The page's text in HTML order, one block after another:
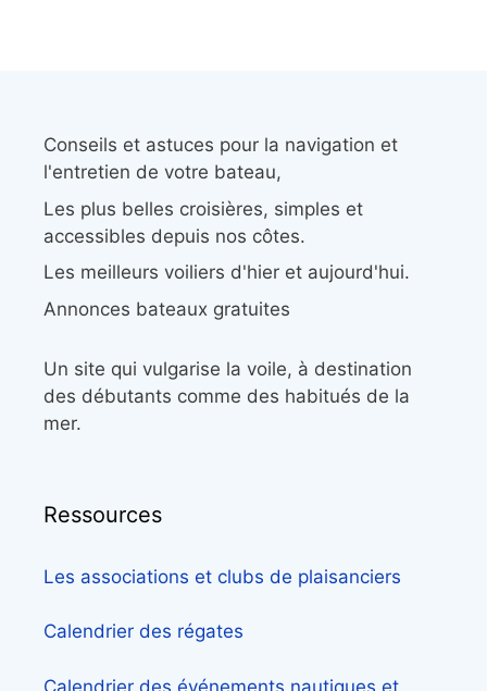
Conseils et astuces pour la navigation et
l'entretien de votre bateau,
Les plus belles croisières, simples et
accessibles depuis nos côtes.
Les meilleurs voiliers d'hier et aujourd'hui.
Annonces bateaux gratuites
Un site qui vulgarise la voile, à destination
des débutants comme des habitués de la
mer.
Ressources
Les associations et clubs de plaisanciers
Calendrier des régates
Calendrier des événements nautiques et